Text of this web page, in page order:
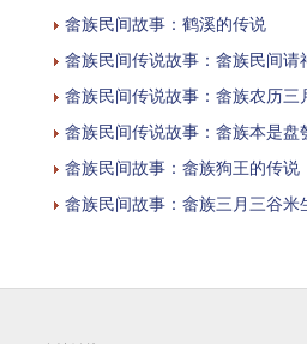
畲族民间故事：鹤溪的传说
畲族民间传说故事：畲族民间请
畲族民间传说故事：畲族农历三
畲族民间传说故事：畲族本是盘
畲族民间故事：畲族狗王的传说
畲族民间故事：畲族三月三谷米